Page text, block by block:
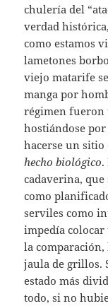
chulería del
verdad
como estamos
lametones
viejo matarife
manga por
régimen fueron
hostiándose
hacerse un
hecho biológico.
cadaverina,
como
serviles como
impedía colocar
la
jaula de grillos.
estado más
todo, si no